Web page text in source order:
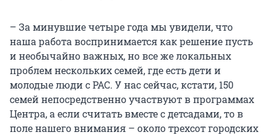
– За минувшие четыре года мы увидели, что
наша работа воспринимается как решение пусть
и необычайно важных, но все же локальных
проблем нескольких семей, где есть дети и
молодые люди с РАС. У нас сейчас, кстати, 150
семей непосредственно участвуют в программах
Центра, а если считать вместе с детсадами, то в
поле нашего внимания – около трехсот городских